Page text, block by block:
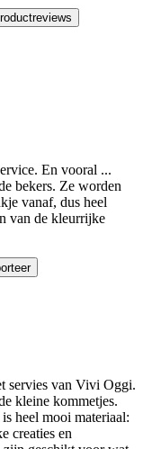
En vooral ...
bekers. Ze worden
vanaf, dus heel
van de kleurrijke
servies van Vivi Oggi.
kleine kommetjes.
heel mooi materiaal:
creaties en